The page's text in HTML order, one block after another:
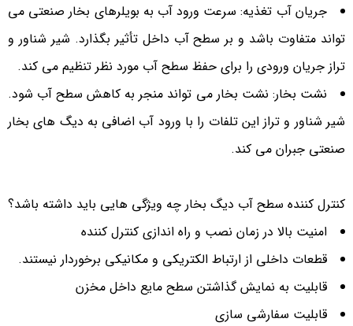
جریان آب تغذیه: سرعت ورود آب به بویلرهای بخار صنعتی می
تواند متفاوت باشد و بر سطح آب داخل تأثیر بگذارد. شیر شناور و
تراز جریان ورودی را برای حفظ سطح آب مورد نظر تنظیم می کند.
نشت بخار: نشت بخار می تواند منجر به کاهش سطح آب شود.
شیر شناور و تراز این تلفات را با ورود آب اضافی به دیگ های بخار
صنعتی جبران می کند.
کنترل کننده سطح آب دیگ بخار چه ویژگی هایی باید داشته باشد؟
امنیت بالا در زمان نصب و راه اندازی کنترل کننده
قطعات داخلی از ارتباط الکتریکی و مکانیکی برخوردار نیستند.
قابلیت به نمایش گذاشتن سطح مایع داخل مخزن
قابلیت سفارشی سازی